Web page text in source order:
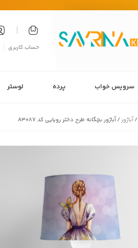
حساب کاربری
سرویس خواب پرده لوستر
/آباژور/ آباژور بچگانه طرح دختر رویایی کد A3087